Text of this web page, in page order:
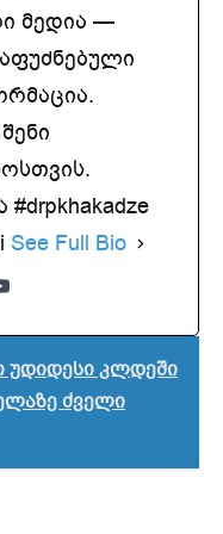
მედია —
#drpkhakadze
See Full Bio
უდიდესი კლდეში
ძველი